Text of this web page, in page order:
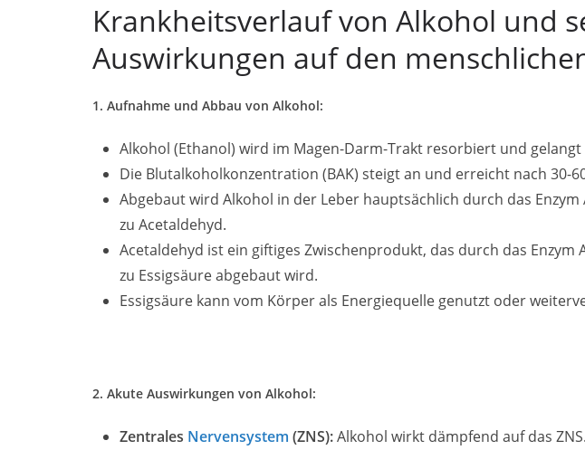
Krankheitsverlauf von Alkohol und
Auswirkungen auf den
1. Aufnahme und Abbau von Alkohol:
Alkohol (Ethanol) wird im Magen-Darm-Trakt resorbiert und gelangt
Die Blutalkoholkonzentration (BAK) steigt an und erreicht nach 30-
Abgebaut wird Alkohol in der Leber hauptsächlich durch das
zu Acetaldehyd.
Acetaldehyd ist ein giftiges Zwischenprodukt, das durch das Enzym
zu Essigsäure abgebaut wird.
Essigsäure kann vom Körper als Energiequelle genutzt oder
2. Akute Auswirkungen von Alkohol:
Zentrales Nervensystem (ZNS):Alkohol wirkt dämpfend auf das